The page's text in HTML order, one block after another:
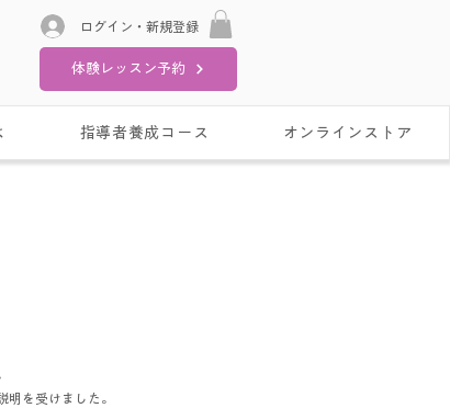
ログイン・新規登録
体験レッスン予約
指導者養成コース オンラインストア
を受けました。